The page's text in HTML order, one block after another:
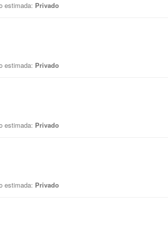
estimada: Privado
estimada: Privado
estimada: Privado
estimada: Privado